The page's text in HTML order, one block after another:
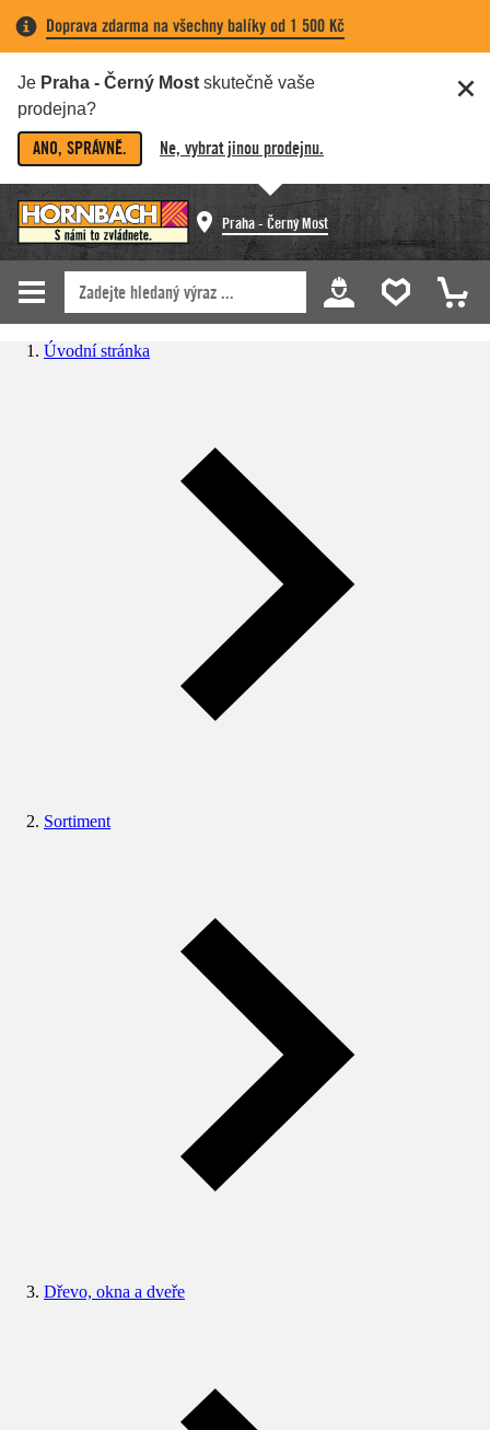
Doprava zdarma na všechny balíky od 1 500 Kč
Je Praha - Černý Most skutečně vaše
prodejna?
ANO, SPRÁVNĚ. Ne, vybrat jinou prodejnu.
Praha - Černý Most
Úvodní stránka
Sortiment
Dřevo, okna a dveře